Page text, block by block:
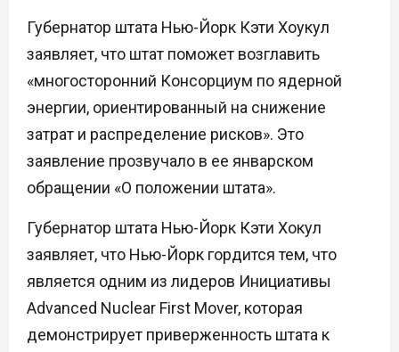
Губернатор штата Нью-Йорк Кэти Хоукул
заявляет, что штат поможет возглавить
«многосторонний Консорциум по ядерной
энергии, ориентированный на снижение
затрат и распределение рисков». Это
заявление прозвучало в ее январском
обращении «О положении штата».
Губернатор штата Нью-Йорк Кэти Хокул
заявляет, что Нью-Йорк гордится тем, что
является одним из лидеров Инициативы
Advanced Nuclear First Mover, которая
демонстрирует приверженность штата к